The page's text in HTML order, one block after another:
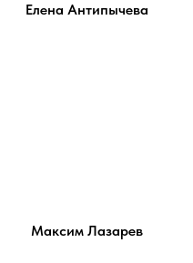
Елена Антипычева
Максим Лазарев